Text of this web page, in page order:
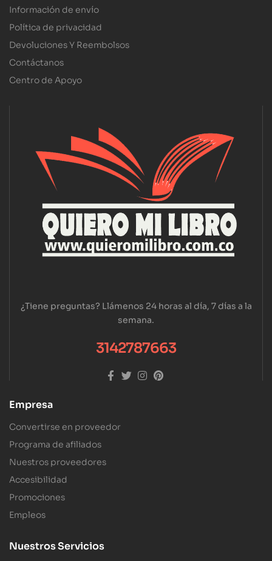
Información de envío
Política de privacidad
Devoluciones Y Reembolsos
Contáctanos
Centro de Apoyo
¿Tiene preguntas? Llámenos 24 horas al día, 7 días a la
semana.
3142787663
Empresa
Convertirse en proveedor
Programa de afiliados
Nuestros proveedores
Accesibilidad
Promociones
Empleos
Nuestros Servicios